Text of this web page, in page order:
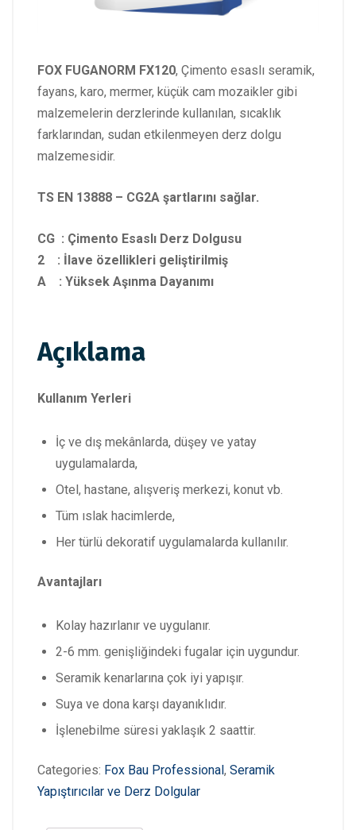
FOX FUGANORM FX120, Çimento esaslı seramik,
fayans, karo, mermer, küçük cam mozaikler gibi
malzemelerin derzlerinde kullanılan, sıcaklık
farklarından, sudan etkilenmeyen derz dolgu
malzemesidir.
TS EN 13888 – CG2A şartlarını sağlar.
CG : Çimento Esaslı Derz Dolgusu
2 : İlave özellikleri geliştirilmiş
A : Yüksek Aşınma Dayanımı
Açıklama
Kullanım Yerleri
İç ve dış mekânlarda, düşey ve yatay
uygulamalarda,
Otel, hastane, alışveriş merkezi, konut vb.
Tüm ıslak hacimlerde,
Her türlü dekoratif uygulamalarda kullanılır.
Avantajları
Kolay hazırlanır ve uygulanır.
2-6 mm. genişliğindeki fugalar için uygundur.
Seramik kenarlarına çok iyi yapışır.
Suya ve dona karşı dayanıklıdır.
İşlenebilme süresi yaklaşık 2 saattir.
Categories: Fox Bau Professional, Seramik
Yapıştırıcılar ve Derz Dolgular